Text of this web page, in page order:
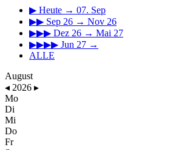
▶ Heute → 07. Sep
▶▶ Sep 26 → Nov 26
▶▶▶ Dez 26 → Mai 27
▶▶▶▶ Jun 27 →
ALLE
August
◂ 2026 ▸
Mo
Di
Mi
Do
Fr